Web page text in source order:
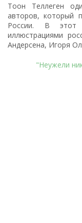
Тоон Теллеген
авторов, который
России. В этот
иллюстрациями
Андерсена, Игоря
"Неужели